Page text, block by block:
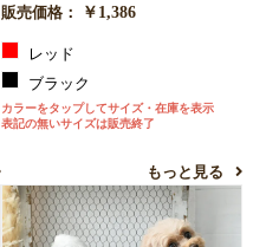
販売価格：
￥1,386
レッド
ブラック
カラーをタップしてサイズ・在庫を表示
表記の無いサイズは販売終了
もっと見る